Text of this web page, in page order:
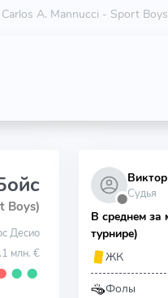
Carlos A. Mannucci - Sport
Boys)
Десио
млн. €
⬤ ⬤
⬤Судья
В среднем за
турнире)
ЖК
Фолы